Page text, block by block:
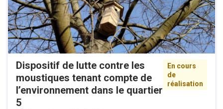
Dispositif de lutte contre les
moustiques tenant compte de
l’environnement dans le quartier
5
En cours
de
réalisation